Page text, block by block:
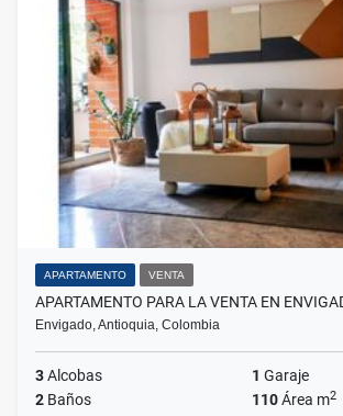
APARTAMENTO VENTA
APARTAMENTO PARA LA VENTA EN
Envigado, Antioquia, Colombia
3Alcobas 1 Garaje
2 Baños 110Área m2